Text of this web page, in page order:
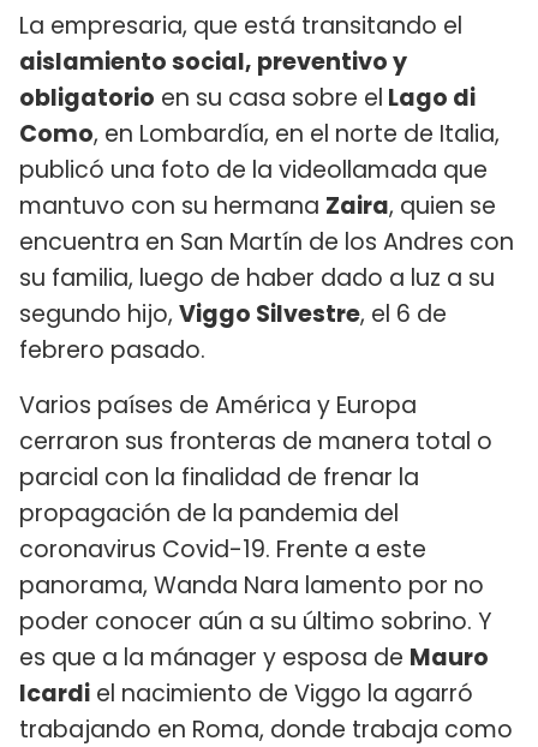
La empresaria, que está transitando el
aislamiento social, preventivo y
obligatorio en su casa sobre el Lago di
Como, en Lombardía, en el norte de Italia,
publicó una foto de la videollamada que
mantuvo con su hermana Zaira, quien se
encuentra en San Martín de los Andres con
su familia, luego de haber dado a luz a su
segundo hijo, Viggo Silvestre, el 6 de
febrero pasado.
Varios países de América y Europa
cerraron sus fronteras de manera total o
parcial con la finalidad de frenar la
propagación de la pandemia del
coronavirus Covid-19. Frente a este
panorama, Wanda Nara lamento por no
poder conocer aún a su último sobrino. Y
es que a la mánager y esposa de Mauro
Icardi el nacimiento de Viggo la agarró
trabajando en Roma, donde trabaja como